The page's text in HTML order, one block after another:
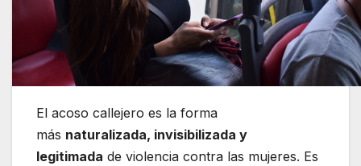
El acoso callejero es la forma
más naturalizada, invisibilizada y
legitimada de violencia contra las mujeres. Es